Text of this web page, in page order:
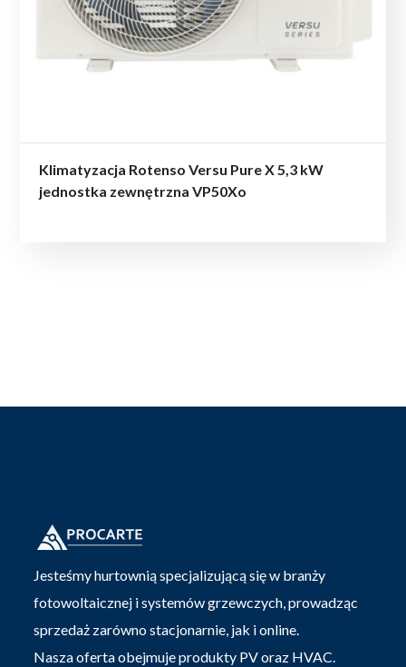
Klimatyzacja Rotenso Versu Pure X 5,3 kW
jednostka zewnętrzna VP50Xo
Jesteśmy hurtownią specjalizującą się w branży
fotowoltaicznej i systemów grzewczych, prowadząc
sprzedaż zarówno stacjonarnie, jak i online.
Nasza oferta obejmuje produkty PV oraz HVAC.